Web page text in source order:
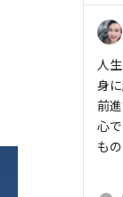
も
人
身
前進
心
も